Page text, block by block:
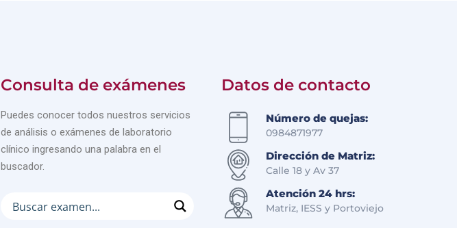
Consulta de exámenes
Puedes conocer todos nuestros servicios
de análisis o exámenes de laboratorio
clínico ingresando una palabra en el
buscador.
Datos de contacto
Número de quejas:
0984871977
Dirección de Matriz:
Calle 18 y Av 37
Atención 24 hrs:
Matriz, IESS y Portoviejo